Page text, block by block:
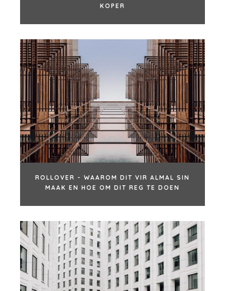
KOPER
ROLLOVER - WAAROM DIT VIR ALMAL SIN
MAAK EN HOE OM DIT REG TE DOEN